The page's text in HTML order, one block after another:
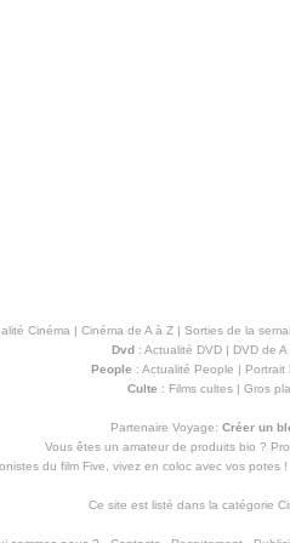
Cinéma | Cinéma de A à Z| Sorties de la
Dvd: Actualité DVD| DVD de A
People : Actualité People | Portrait
Culte : Films cultes | Gros
Partenaire Voyage: Créer un
Vous êtes un amateur de produits bio ?
du film Five, vivez en coloc avec vos potes
Ce site est listé dans la catégorie